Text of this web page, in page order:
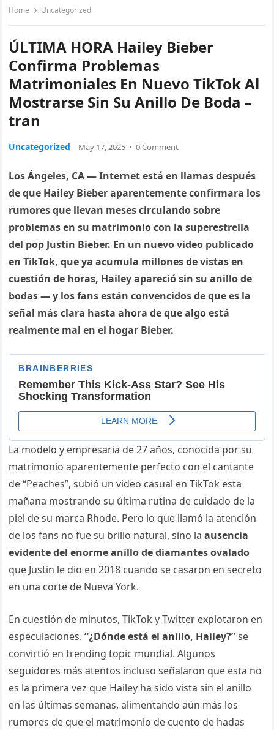
Home Uncategorized
ÚLTIMA HORA Hailey Bieber
Confirma Problemas
Matrimoniales En Nuevo TikTok Al
Mostrarse Sin Su Anillo De Boda –
tran
Uncategorized May 17, 2025 · 0 Comment
Los Ángeles, CA — Internet está en llamas después
de que Hailey Bieber aparentemente confirmara los
rumores que llevan meses circulando sobre
problemas en su matrimonio con la superestrella
del pop Justin Bieber. En un nuevo video publicado
en TikTok, que ya acumula millones de vistas en
cuestión de horas, Hailey apareció sin su anillo de
bodas — y los fans están convencidos de que es la
señal más clara hasta ahora de que algo está
realmente mal en el hogar Bieber.
La modelo y empresaria de 27 años, conocida por su
matrimonio aparentemente perfecto con el cantante
de “Peaches”, subió un video casual en TikTok esta
mañana mostrando su última rutina de cuidado de la
piel de su marca Rhode. Pero lo que llamó la atención
de los fans no fue su brillo natural, sino laausencia
evidente del enorme anillo de diamantes ovalado
que Justin le dio en 2018 cuando se casaron en secreto
en una corte de Nueva York.
En cuestión de minutos, TikTok y Twitter explotaron en
especulaciones.“¿Dónde está el anillo, Hailey?”se
convirtió en trending topic mundial. Algunos
seguidores más atentos incluso señalaron que esta no
es la primera vez que Hailey ha sido vista sin el anillo
en las últimas semanas, alimentando aún más los
rumores de que el matrimonio de cuento de hadas